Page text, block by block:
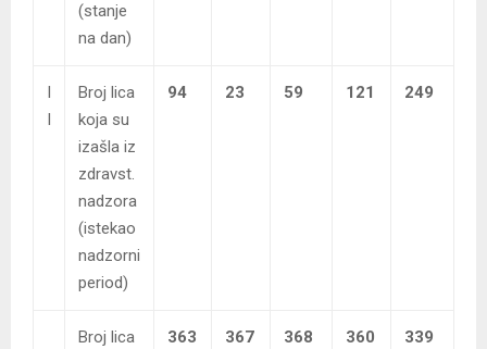
(stanje
na dan)
I
I
Broj lica
koja su
izašla iz
zdravst.
nadzora
(istekao
nadzorni
period)
94 23 59 121 249
Broj lica
363
367
368
360
339